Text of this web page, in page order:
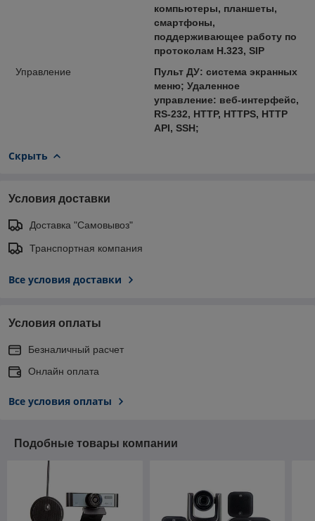
компьютеры, планшеты,
смартфоны,
поддерживающее работу по
протоколам H.323, SIP
Управление
Пульт ДУ: система экранных
меню; Удаленное
управление: веб-интерфейс,
RS-232, HTTP, HTTPS, HTTP
API, SSH;
Скрыть
Условия доставки
Доставка "Самовывоз"
Транспортная компания
Все условия доставки
Условия оплаты
Безналичный расчет
Онлайн оплата
Все условия оплаты
Подобные товары компании